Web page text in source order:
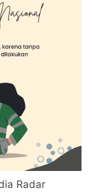
Radar